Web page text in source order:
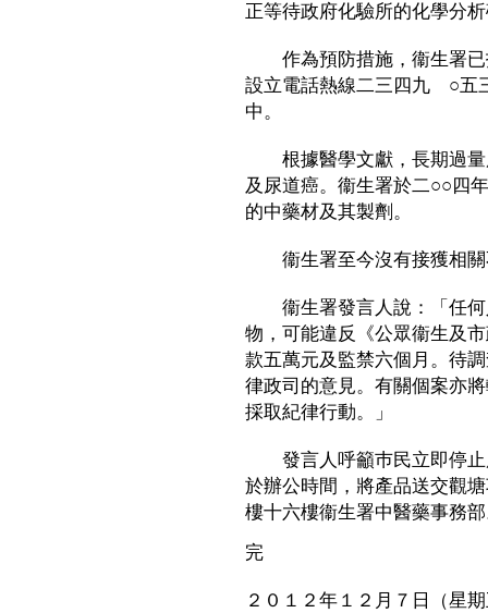
正等待政府化驗所的化學分
作為預防措施，衞生署已
設立電話熱線二三四九 ○五
中。
根據醫學文獻，長期過量
及尿道癌。衞生署於二○○四
的中藥材及其製劑。
衞生署至今沒有接獲相關
衞生署發言人說：「任何
物，可能違反《公眾衞生及
款五萬元及監禁六個月。待
律政司的意見。有關個案亦
採取紀律行動。」
發言人呼籲巿民立即停止
於辦公時間，將產品送交觀
樓十六樓衞生署中醫藥事務
完
２０１２年１２月７日（星